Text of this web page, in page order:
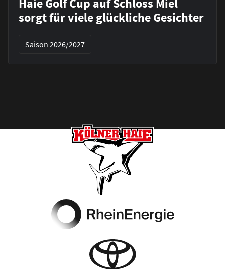
sorgt für viele glückliche Gesichter
Saison 2026/2027